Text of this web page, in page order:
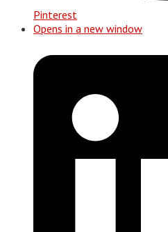
Pinterest
Opens in a new window